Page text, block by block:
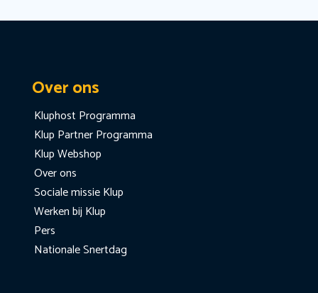
Over ons
Kluphost Programma
Klup Partner Programma
Klup Webshop
Over ons
Sociale missie Klup
Werken bij Klup
Pers
Nationale Snertdag